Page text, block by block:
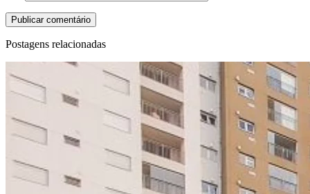
Postagens relacionadas